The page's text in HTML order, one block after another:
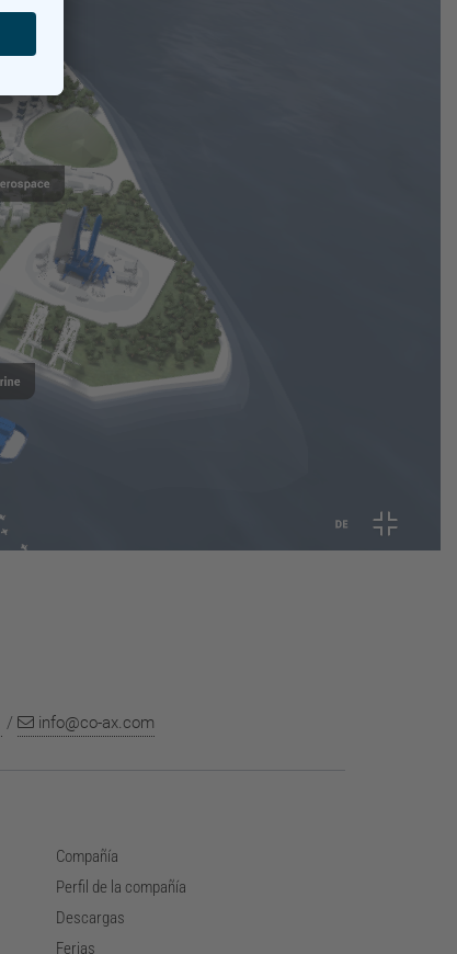
/ info@co-ax.com
Compañía
Perfil de la compañía
Descargas
Ferias